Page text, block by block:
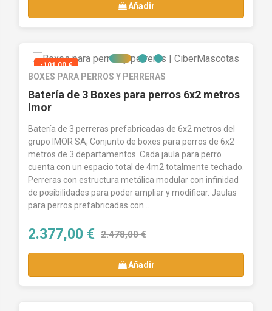
Añadir
-101,00 €
BOXES PARA PERROS Y PERRERAS
Batería de 3 Boxes para perros 6x2 metros
Imor
Batería de 3 perreras prefabricadas de 6x2 metros del
grupo IMOR SA, Conjunto de boxes para perros de 6x2
metros de 3 departamentos. Cada jaula para perro
cuenta con un espacio total de 4m2 totalmente techado.
Perreras con estructura metálica modular con infinidad
de posibilidades para poder ampliar y modificar. Jaulas
para perros prefabricadas con...
2.377,00 € 2.478,00 €
Añadir